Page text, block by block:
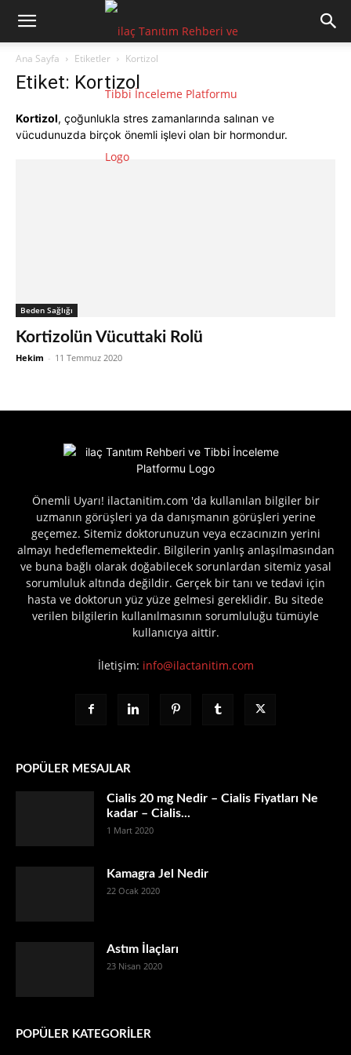
Ana Sayfa Etiketler Kortizol
Etiket: Kortizol
Kortizol, çoğunlukla stres zamanlarında salınan ve
vücudunuzda birçok önemli işlevi olan bir hormondur.
Beden Sağlığı
Kortizolün Vücuttaki Rolü
Hekim - 11 Temmuz 2020
Önemli Uyarı! ilactanitim.com 'da kullanılan bilgiler bir
uzmanın görüşleri ya da danışmanın görüşleri yerine
geçemez. Sitemiz doktorunuzun veya eczacınızın yerini
almayı hedeflememektedir. Bilgilerin yanlış anlaşılmasından
ve buna bağlı olarak doğabilecek sorunlardan sitemiz yasal
sorumluluk altında değildir. Gerçek bir tanı ve tedavi için
hasta ve doktorun yüz yüze gelmesi gereklidir. Bu sitede
verilen bilgilerin kullanılmasının sorumluluğu tümüyle
kullanıcıya aittir.
İletişim: info@ilactanitim.com
POPÜLER MESAJLAR
Cialis 20 mg Nedir – Cialis Fiyatları Ne
kadar – Cialis...
1 Mart 2020
Kamagra Jel Nedir
22 Ocak 2020
Astım İlaçları
23 Nisan 2020
POPÜLER KATEGORİLER